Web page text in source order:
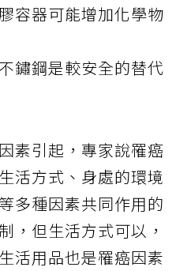
容器可能增加化學物
鏽鋼是較安全的替代
素引起，專家說罹癌
活方式、身處的環境
多種因素共同作用的
，但生活方式可以，
活用品也是罹癌因素